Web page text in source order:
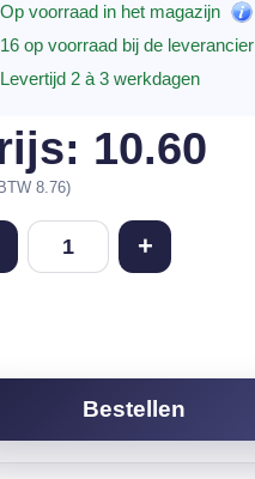
Op voorraad in het magazijn
16 op voorraad bij de leverancier
Levertijd 2 à 3 werkdagen
10.60
8.76)
+
Bestellen